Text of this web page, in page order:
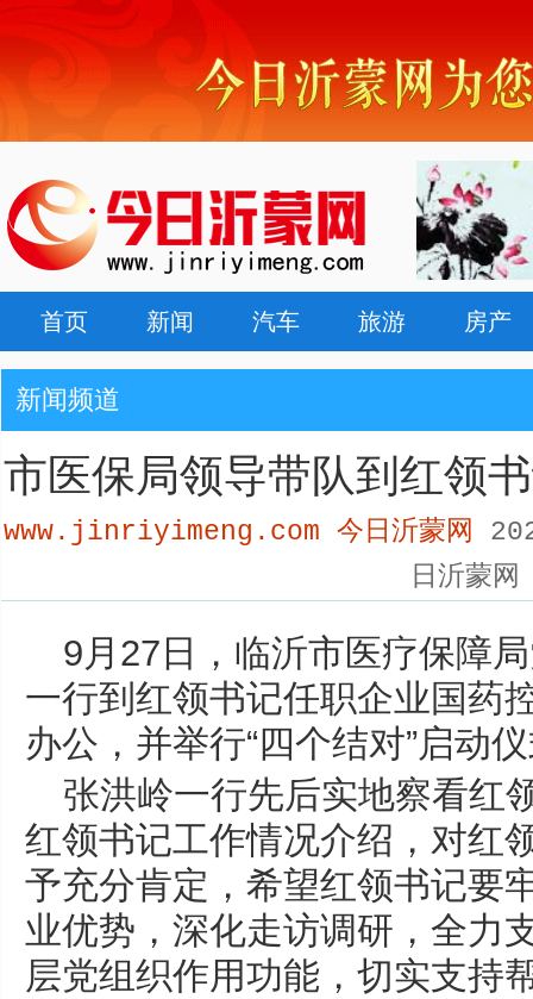
首页 新闻 汽车 旅游 房产
新闻频道
市医保局领导带队到红领
www.jinriyimeng.com 今日沂蒙网
日沂蒙网
9月27日，临沂市医疗保障
一行到红领书记任职企业国药
办公，并举行“四个结对”启动
张洪岭一行先后实地察看红
红领书记工作情况介绍，对红
予充分肯定，希望红领书记要
业优势，深化走访调研，全力
层党组织作用功能，切实支持